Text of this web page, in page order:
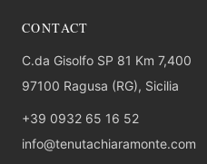
CONTACT
C.da Gisolfo SP 81 Km 7,400
97100 Ragusa (RG), Sicilia
+39 0932 65 16 52
info@tenutachiaramonte.com